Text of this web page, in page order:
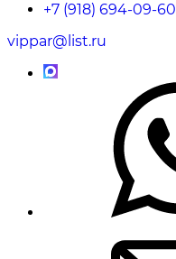
+7 (918) 694-09-60
vippar@list.ru